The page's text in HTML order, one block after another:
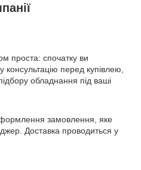
проста: спочатку ви
консультацію перед купівлею,
обладнання під ваші
замовлення, яке
Доставка проводиться у